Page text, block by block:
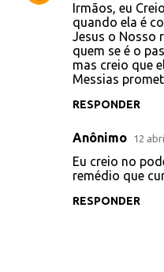
Irmãos, eu
quando ela é
Jesus o Nosso
quem se é o
mas creio que
Messias
RESPONDER
Anônimo 12
Eu creio no
remédio que
RESPONDER